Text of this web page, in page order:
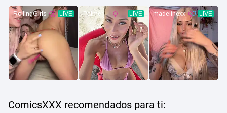
ComicsXXX recomendados para ti: